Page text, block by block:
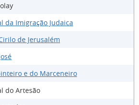
da Imigração Judaica
de Jerusalém
e do Marceneiro
do Artesão